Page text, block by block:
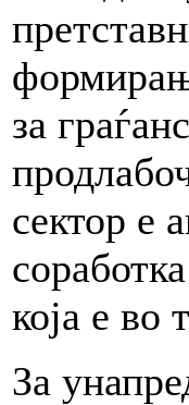
за
сектор е
која е во
За